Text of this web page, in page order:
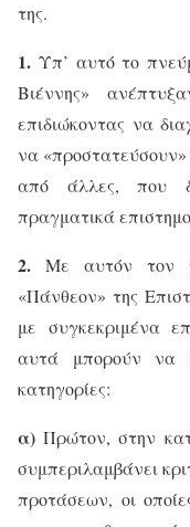
της.
1. Υπ’ αυτό το
Βιέννης»
επιδιώκοντας να
να «προστατεύσουν»
από άλλες, που
πραγματικά
2. Με αυτόν τον
«Πάνθεον» της
με συγκεκριμένα
αυτά μπορούν να
κατηγορίες:
α)Πρώτον, στην
συμπεριλαμβάνει
προτάσεων, οι